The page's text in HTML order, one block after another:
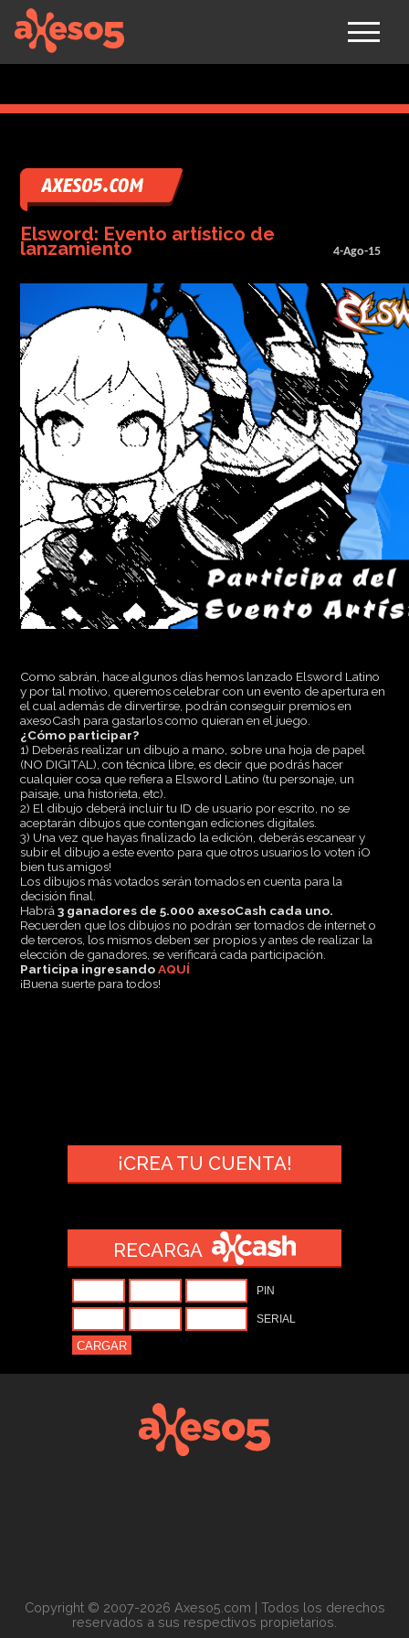
axeso5
Elsword: Evento artístico de
lanzamiento 4-Ago-15
Como sabrán, hace algunos días hemos lanzado Elsword Latino
y por tal motivo, queremos celebrar con un evento de apertura en
el cual además de dirvertirse, podrán conseguir premios en
axesoCash para gastarlos como quieran en el juego.
¿Cómo participar?
1) Deberás realizar un dibujo a mano, sobre una hoja de papel
(NO DIGITAL), con técnica libre, es decir que podrás hacer
cualquier cosa que refiera a Elsword Latino (tu personaje, un
paisaje, una historieta, etc).
2) El dibujo deberá incluir tu ID de usuario por escrito, no se
aceptarán dibujos que contengan ediciones digitales.
3) Una vez que hayas finalizado la edición, deberás escanear y
subir el dibujo a este evento para que otros usuarios lo voten ¡O
bien tus amigos!
Los dibujos más votados serán tomados en cuenta para la
decisión final.
Habrá3 ganadores de 5.000 axesoCash cada uno.
Recuerden que los dibujos no podrán ser tomados de internet o
de terceros, los mismos deben ser propios y antes de realizar la
elección de ganadores, se verificará cada participación.
Participa ingresando AQUÍ
¡Buena suerte para todos!
¡CREA TU CUENTA!
RECARGA
Copyright © 2007-2026 Axeso5.com | Todos los derechos
reservados a sus respectivos propietarios.